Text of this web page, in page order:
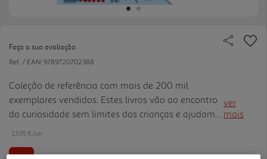
Faça a sua avaliação
Ref. / EAN: 9789720702388
Coleção de referência com mais de 200 mil
exemplares vendidos. Estes livros vão ao encontro
da curiosidade sem limites das crianças e ajudam a
estimular o gosto pela aprendizagem. Incluem
livro.
ver
mais
13.95 €/un